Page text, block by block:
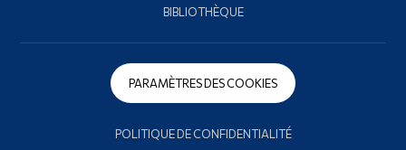
BIBLIOTHÈQUE
PARAMÈTRES DES COOKIES
POLITIQUE DE CONFIDENTIALITÉ